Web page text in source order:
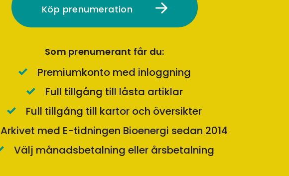
Köp prenumeration
Som prenumerant får du:
Premiumkonto med inloggning
Full tillgång till låsta artiklar
Full tillgång till kartor och översikter
Arkivet med E-tidningen Bioenergi sedan 2014
Välj månadsbetalning eller årsbetalning